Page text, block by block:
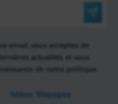
email, vous acceptez de
actualités et vous
de notre politique
Idées Voyages